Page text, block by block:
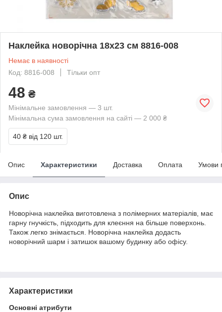
Наклейка новорічна 18х23 см 8816-008
Немає в наявності
Код: 8816-008
Тільки опт
48 ₴
Мінімальне замовлення — 3 шт.
Мінімальна сума замовлення на сайті — 2 000 ₴
40 ₴ від 120 шт.
Опис Характеристики Доставка Оплата Умови
Опис
Новорічна наклейка виготовлена з полімерних матеріалів, має
гарну гнучкість, підходить для клеєння на більше поверхонь.
Також легко знімається. Новорічна наклейка додасть
новорічний шарм і затишок вашому будинку або офісу.
Характеристики
Основні атрибути